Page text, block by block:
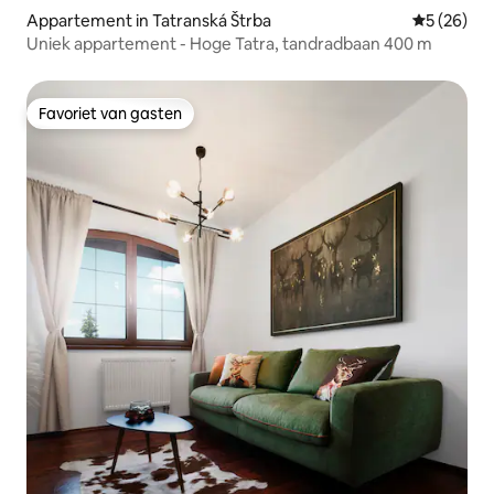
Appartement in Tatranská Štrba
5 (26)
Uniek appartement - Hoge Tatra, tandradbaan 400 m
Favoriet van gasten
Favoriet van gasten